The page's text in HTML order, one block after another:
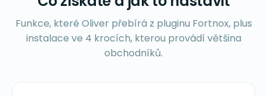
Funkce, které Oliver přebírá z pluginu Fortnox, plus
instalace ve 4 krocích, kterou provádí většina
obchodníků.